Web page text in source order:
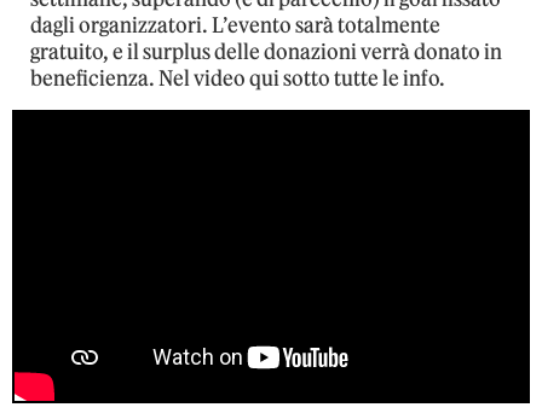
dagli organizzatori. L’evento sarà totalmente
gratuito, e il surplus delle donazioni verrà donato in
beneficienza. Nel video qui sotto tutte le info.